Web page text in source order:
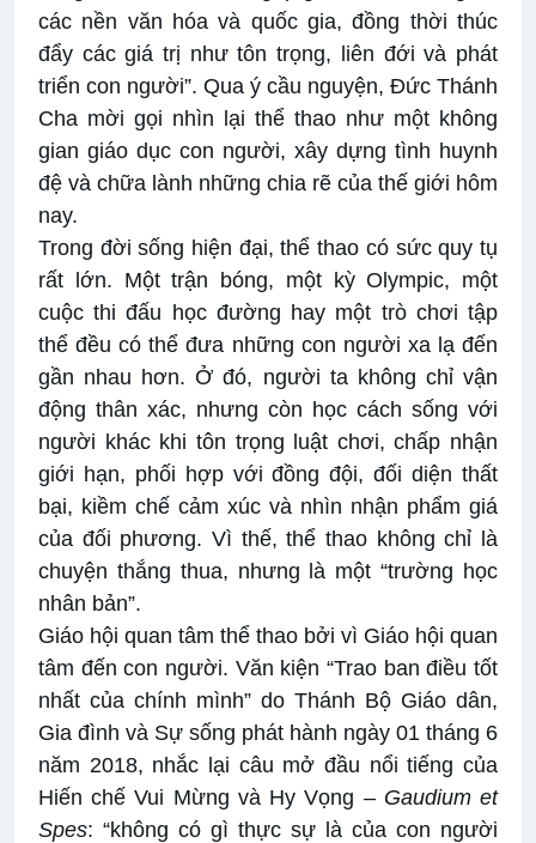
các nền văn hóa và quốc gia, đồng thời thúc
đẩy các giá trị như tôn trọng, liên đới và phát
triển con người”. Qua ý cầu nguyện, Đức Thánh
Cha mời gọi nhìn lại thể thao như một không
gian giáo dục con người, xây dựng tình huynh
đệ và chữa lành những chia rẽ của thế giới hôm
nay.
Trong đời sống hiện đại, thể thao có sức quy tụ
rất lớn. Một trận bóng, một kỳ Olympic, một
cuộc thi đấu học đường hay một trò chơi tập
thể đều có thể đưa những con người xa lạ đến
gần nhau hơn. Ở đó, người ta không chỉ vận
động thân xác, nhưng còn học cách sống với
người khác khi tôn trọng luật chơi, chấp nhận
giới hạn, phối hợp với đồng đội, đối diện thất
bại, kiềm chế cảm xúc và nhìn nhận phẩm giá
của đối phương. Vì thế, thể thao không chỉ là
chuyện thắng thua, nhưng là một “trường học
nhân bản”.
Giáo hội quan tâm thể thao bởi vì Giáo hội quan
tâm đến con người. Văn kiện “Trao ban điều tốt
nhất của chính mình” do Thánh Bộ Giáo dân,
Gia đình và Sự sống phát hành ngày 01 tháng 6
năm 2018, nhắc lại câu mở đầu nổi tiếng của
Hiến chế Vui Mừng và Hy Vọng – Gaudium et
Spes: “không có gì thực sự là của con người